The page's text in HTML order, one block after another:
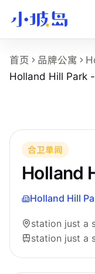
Holland Hill
这个页面展示
所在区域：station
附近地铁：station
参考月租：
首页 品牌公寓
Holland Hill Park
合卫单间
Holland
Holland Hill
station just a
station just a